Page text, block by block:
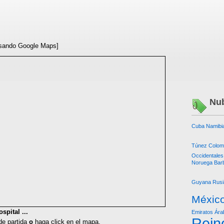
Google Maps]
...
partida o haga click en el mapa.
Cuba
Túnez
Occidentales
Noruega
Guyana
Emiratos